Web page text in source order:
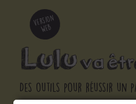
Des outils pour réussir un
version
web